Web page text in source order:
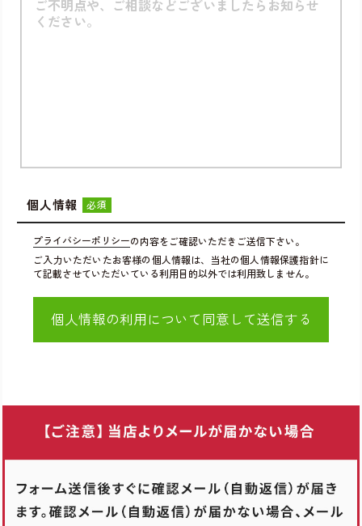
個人情報 必須
プライバシーポリシーの内容をご確認いただきご送信下さい。
ご入力いただいたお客様の個人情報は、当社の個人情報保護指針に
て記載させていただいている利用目的以外では利用致しません。